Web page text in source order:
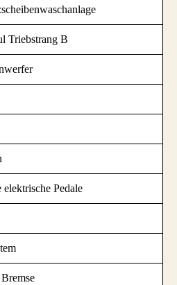
Triebstrang B
elektrische Pedale